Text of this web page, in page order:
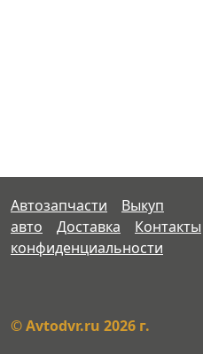
Автозапчасти
Выкуп
авто
Доставка Контакты
конфиденциальности
© Avtodvr.ru 2026 г.